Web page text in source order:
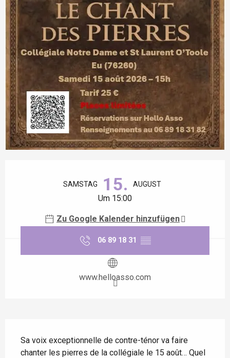
SAMSTAG 15. AUGUST
Um 15:00
Zu Google Kalender hinzufügen
06 89 18 31 ▒▒
www.helloasso.com
Sa voix exceptionnelle de contre-ténor va faire
chanter les pierres de la collégiale le 15 août… Quel